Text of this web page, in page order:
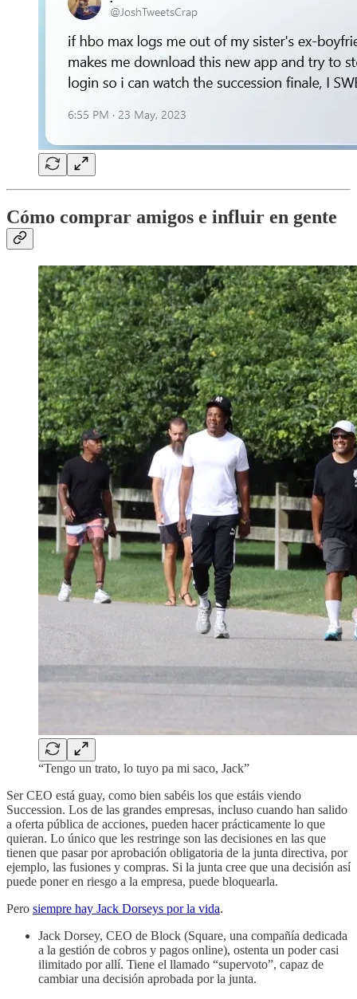
Cómo comprar amigos e influir en gente
“Tengo un trato, lo tuyo pa mi saco, Jack”
Ser CEO está guay, como bien sabéis los que estáis viendo
Succession. Los de las grandes empresas, incluso cuando han salido
a oferta pública de acciones, pueden hacer prácticamente lo que
quieran. Lo único que les restringe son las decisiones en las que
tienen que pasar por aprobación obligatoria de la junta directiva, por
ejemplo, las fusiones y compras. Si la junta cree que una decisión así
puede poner en riesgo a la empresa, puede bloquearla.
Pero siempre hay Jack Dorseys por la vida.
Jack Dorsey, CEO de Block (Square, una compañía dedicada
a la gestión de cobros y pagos online), ostenta un poder casi
ilimitado por allí. Tiene el llamado “supervoto”, capaz de
cambiar una decisión aprobada por la junta.